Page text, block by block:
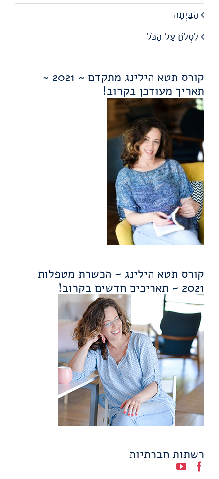
הַבַּיְתָה
לִסְלֹחַ עַל הַכֹּל
קורס תטא הילינג מתקדם ~ 2021 ~
תאריך מעודכן בקרוב!
קורס תטא הילינג ~ הכשרת מטפלות
2021 ~ תאריכים חדשים בקרוב!
רשתות חברתיות